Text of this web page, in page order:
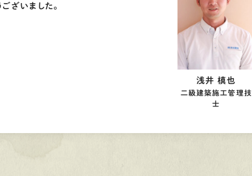
ざいました。
浅井 槙也
二級建築施工管理技
士